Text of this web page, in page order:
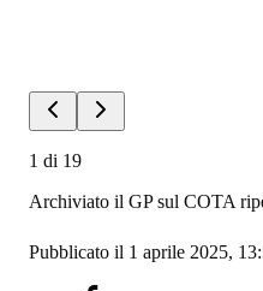
1 di 19
Archiviato il GP sul COTA
Pubblicato il 1 aprile 2025,